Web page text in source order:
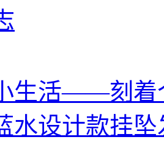
生活——刻着
水设计款挂